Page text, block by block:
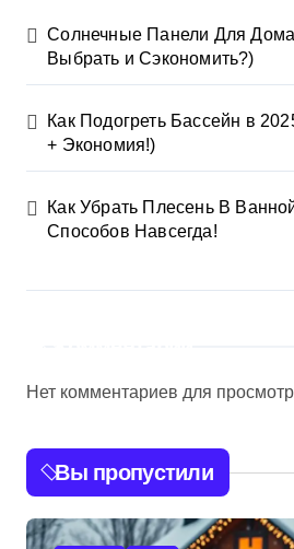
п
и
с
е
й
Солнечные Панели Для
Выбрать и Сэкономить?)
Как Подогреть Бассейн в
+ Экономия!)
Как Убрать Плесень В
Способов Навсегда!
Нет комментариев для
Вы пропустили